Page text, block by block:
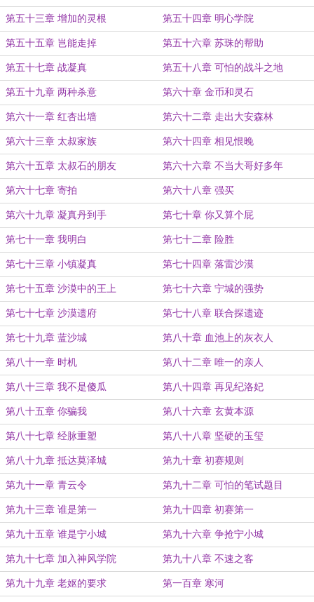
第五十三章 增加的灵根 第五十四章 明心学院
第五十五章 岂能走掉 第五十六章 苏珠的帮助
第五十七章 战凝真 第五十八章 可怕的战斗之地
第五十九章 两种杀意 第六十章 金币和灵石
第六十一章 红杏出墙 第六十二章 走出大安森林
第六十三章 太叔家族 第六十四章 相见恨晚
第六十五章 太叔石的朋友 第六十六章 不当大哥好多年
第六十七章 寄拍 第六十八章 强买
第六十九章 凝真丹到手 第七十章 你又算个屁
第七十一章 我明白 第七十二章 险胜
第七十三章 小镇凝真 第七十四章 落雷沙漠
第七十五章 沙漠中的王上 第七十六章 宁城的强势
第七十七章 沙漠遗府 第七十八章 联合探遗迹
第七十九章 蓝沙城 第八十章 血池上的灰衣人
第八十一章 时机 第八十二章 唯一的亲人
第八十三章 我不是傻瓜 第八十四章 再见纪洛妃
第八十五章 你骗我 第八十六章 玄黄本源
第八十七章 经脉重塑 第八十八章 坚硬的玉玺
第八十九章 抵达莫泽城 第九十章 初赛规则
第九十一章 青云令 第九十二章 可怕的笔试题目
第九十三章 谁是第一 第九十四章 初赛第一
第九十五章 谁是宁小城 第九十六章 争抢宁小城
第九十七章 加入神风学院 第九十八章 不速之客
第九十九章 老妪的要求 第一百章 寒河